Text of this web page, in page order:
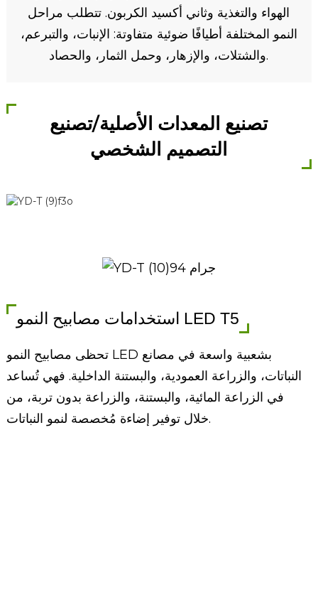
الهواء والتغذية وثاني أكسيد الكربون. تتطلب مراحل
النمو المختلفة أطيافًا ضوئية متفاوتة: الإنبات، والتبرعم،
والشتلات، والإزهار، وحمل الثمار، والحصاد.
تصنيع المعدات الأصلية/تصنيع
التصميم الشخصي
استخدامات مصابيح النمو LED T5
تحظى مصابيح النمو LED بشعبية واسعة في مصانع
النباتات، والزراعة العمودية، والبستنة الداخلية. فهي تُساعد
في الزراعة المائية، والبستنة، والزراعة بدون تربة، من
خلال توفير إضاءة مُخصصة لنمو النباتات.